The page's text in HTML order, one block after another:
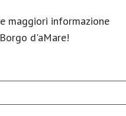
maggiori informazione
d'aMare!